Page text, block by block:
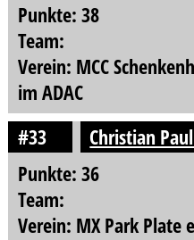
Punkte: 38
Team:
Verein: MCC
im ADAC
#33
Christian
Punkte: 36
Team:
Verein: MX Park Plate